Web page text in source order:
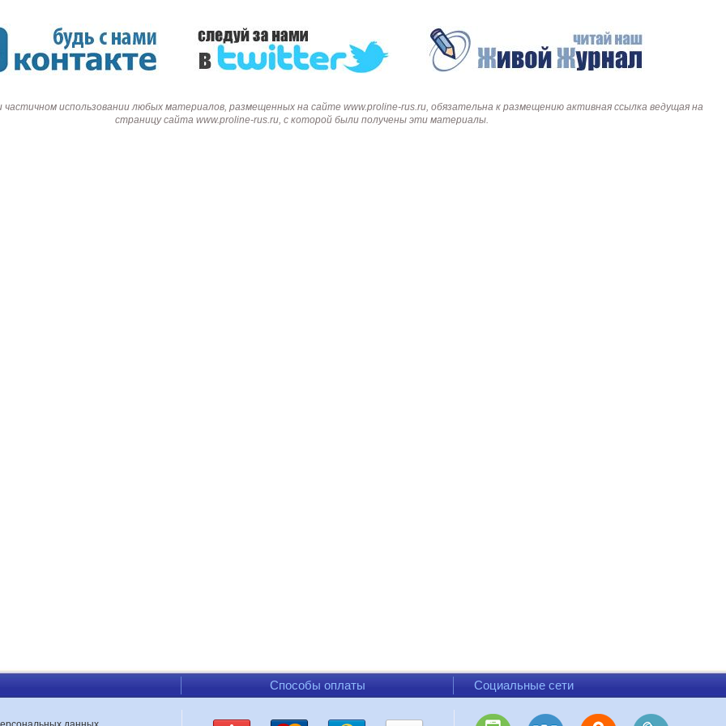
частичном использовании любых материалов, размещенных на сайте www.proline-rus.ru, обязательна к размещению активная ссылка ведущая на
страницу сайта www.proline-rus.ru, с которой были получены эти материалы.
Способы оплаты Социальные сети